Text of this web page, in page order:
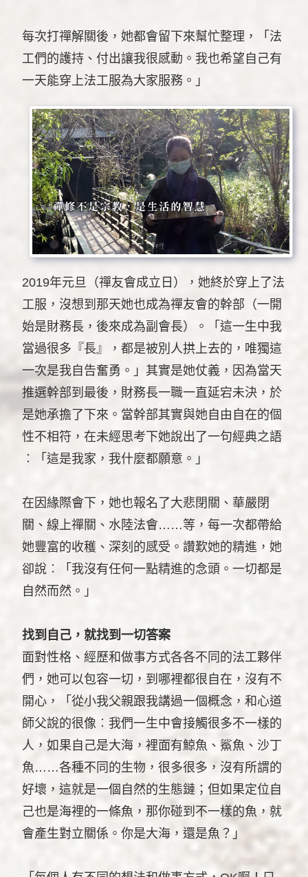
每次打禪解關後，她都會留下來幫忙整理，「法
工們的護持、付出讓我很感動。我也希望自己有
一天能穿上法工服為大家服務。」
2019年元旦（禪友會成立日），她終於穿上了法
工服，沒想到那天她也成為禪友會的幹部（一開
始是財務長，後來成為副會長）。「這一生中我
當過很多『長』，都是被別人拱上去的，唯獨這
一次是我自告奮勇。」其實是她仗義，因為當天
推選幹部到最後，財務長一職一直延宕未決，於
是她承擔了下來。當幹部其實與她自由自在的個
性不相符，在未經思考下她說出了一句經典之語
︰「這是我家，我什麼都願意。」
在因緣際會下，她也報名了大悲閉關、華嚴閉
關、線上禪關、水陸法會……等，每一次都帶給
她豐富的收穫、深刻的感受。讚歎她的精進，她
卻說︰「我沒有任何一點精進的念頭。一切都是
自然而然。」
找到自己，就找到一切答案
面對性格、經歷和做事方式各各不同的法工夥伴
們，她可以包容一切，到哪裡都很自在，沒有不
開心，「從小我父親跟我講過一個概念，和心道
師父說的很像︰我們一生中會接觸很多不一樣的
人，如果自己是大海，裡面有鯨魚、鯊魚、沙丁
魚……各種不同的生物，很多很多，沒有所謂的
好壞，這就是一個自然的生態鏈；但如果定位自
己也是海裡的一條魚，那你碰到不一樣的魚，就
會產生對立關係。你是大海，還是魚？」